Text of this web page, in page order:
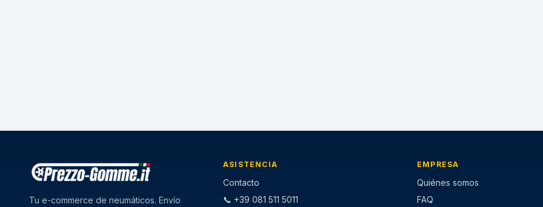
Tu e-commerce de neumáticos. Envío
ASISTENCIA
Contacto
📞 +39 081 511 5011
EMPRESA
Quiénes somos
FAQ